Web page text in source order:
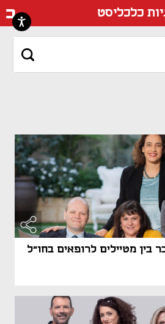
כלכליסט
מטיילים לרופאים בחו"ל